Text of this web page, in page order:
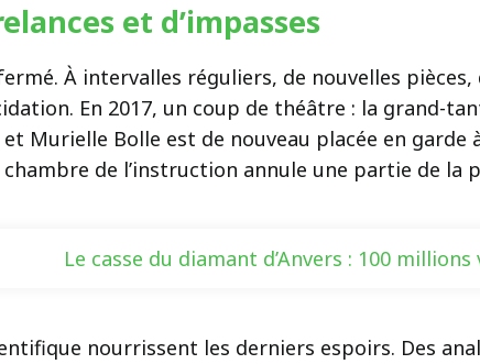
et d’impasses
À intervalles réguliers, de nouvelles
En 2017, un coup de théâtre : la grand-
Murielle Bolle est de nouveau placée en
de l’instruction annule une partie de la
Le casse du diamant d’Anvers : 100
nourrissent les derniers espoirs. Des